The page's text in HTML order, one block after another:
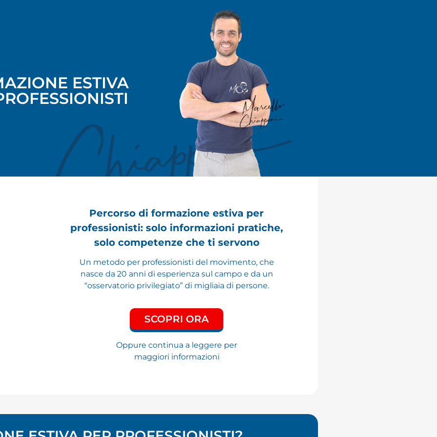
ESTIVA
Percorso di formazione estiva per
professionisti: solo informazioni pratiche,
solo competenze che ti servono
Un metodo per professionisti del movimento, che
nasce da 20 anni di esperienza sul campo e da un
“osservatorio privilegiato” di migliaia di persone.
SCOPRI ORA
Oppure continua a leggere per
maggiori informazioni